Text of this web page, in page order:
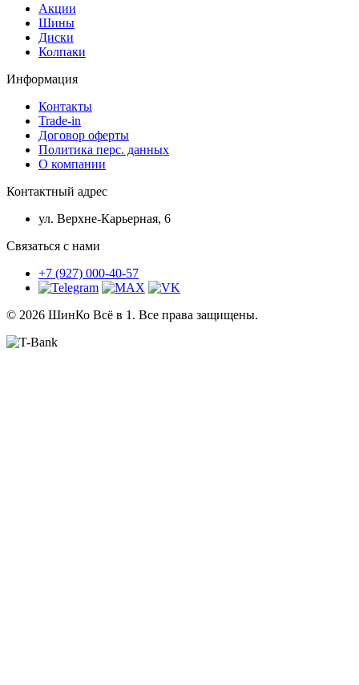
Акции
Шины
Диски
Колпаки
Информация
Контакты
Trade-in
Договор оферты
Политика перс. данных
О компании
Контактный адрес
ул. Верхне-Карьерная, 6
Связаться с нами
+7 (927) 000-40-57
© 2026 ШинКо Всё в 1. Все права защищены.